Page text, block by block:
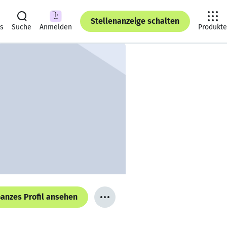
Suche Anmelden
Stellenanzeige schalten
Produkte
Profil ansehen